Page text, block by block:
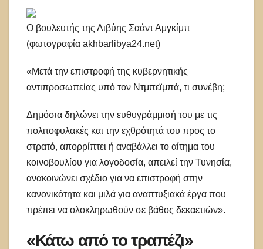
O βουλευτής της Λιβύης Σαάντ Αμγκίμπ
(φωτογραφία akhbarlibya24.net)
«Μετά την επιστροφή της κυβερνητικής
αντιπροσωπείας υπό τον Ντμπεϊμπά, τι συνέβη;
Δημόσια δηλώνει την ευθυγράμμισή του με τις
πολιτοφυλακές και την εχθρότητά του προς το
στρατό, απορρίπτει ή αναβάλλει το αίτημα του
κοινοβουλίου για λογοδοσία, απειλεί την Τυνησία,
ανακοινώνει σχέδιο για να επιστροφή στην
κανονικότητα και μιλά για αναπτυξιακά έργα που
πρέπει να ολοκληρωθούν σε βάθος δεκαετιών».
«Κάτω από το τραπέζι»